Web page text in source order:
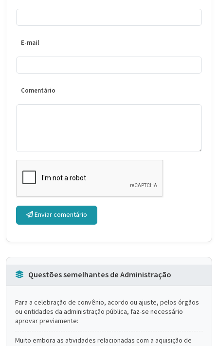
E-mail
Comentário
Enviar comentário
Questões semelhantes de Administração
Para a celebração de convênio, acordo ou ajuste, pelos órgãos
ou entidades da administração pública, faz-se necessário
aprovar previamente:
Muito embora as atividades relacionadas com a aquisição de